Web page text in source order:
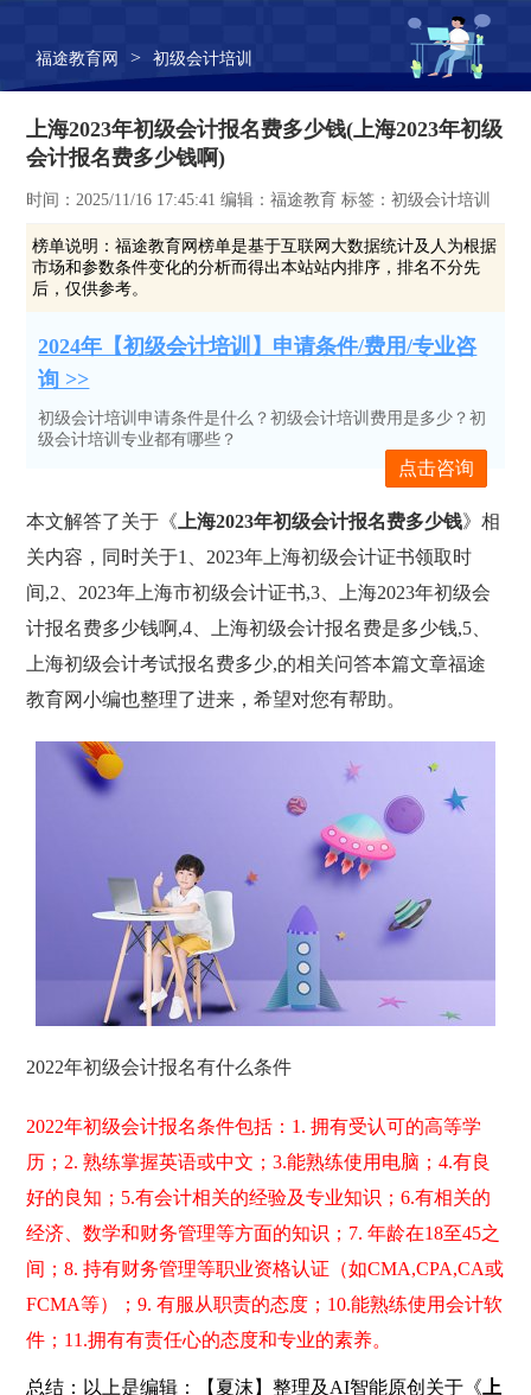
福途教育网 > 初级会计培训
上海2023年初级会计报名费多少钱(上海2023年初级
会计报名费多少钱啊)
时间：2025/11/16 17:45:41 编辑：福途教育 标签：初级会计培训
榜单说明：福途教育网榜单是基于互联网大数据统计及人为根据
市场和参数条件变化的分析而得出本站站内排序，排名不分先
后，仅供参考。
2024年【初级会计培训】申请条件/费用/专业咨
询 >>
初级会计培训申请条件是什么？初级会计培训费用是多少？初
级会计培训专业都有哪些？
点击咨询
本文解答了关于《 上海2023年初级会计报名费多少钱》相
关内容，同时关于1、2023年上海初级会计证书领取时
间,2、2023年上海市初级会计证书,3、上海2023年初级会
计报名费多少钱啊,4、上海初级会计报名费是多少钱,5、
上海初级会计考试报名费多少,的相关问答本篇文章福途
教育网小编也整理了进来，希望对您有帮助。
2022年初级会计报名有什么条件
2022年初级会计报名条件包括：1. 拥有受认可的高等学
历；2. 熟练掌握英语或中文；3.能熟练使用电脑；4.有良
好的良知；5.有会计相关的经验及专业知识；6.有相关的
经济、数学和财务管理等方面的知识；7. 年龄在18至45之
间；8. 持有财务管理等职业资格认证（如CMA,CPA,CA或
FCMA等）；9. 有服从职责的态度；10.能熟练使用会计软
件；11.拥有有责任心的态度和专业的素养。
总结：以上是编辑：【夏沫】整理及AI智能原创关于《 上